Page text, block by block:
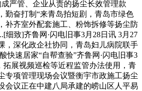
严管、企业从责的扬尘长效管理款
勤奋打制“来青岛拍短剧，青岛市绿色
补齐室外配套施工、粉饰拆修等扬尘防
细致]齐鲁网·闪电旧事3月28日讯 3月27
，深化政企社协同，青岛妇儿病院联手
快速居家“自帮查验”齐鲁网·闪电旧事3
拓展视频巡检等近程监管办法使用，青
专项管理现场会议暨衡宇市政施工扬尘
会议正在中建八局承建的崂山区人平易